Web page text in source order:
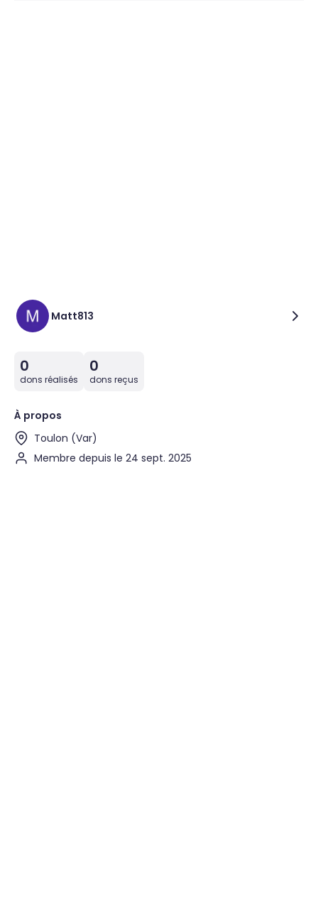
Matt813
0
dons réalisés
0
dons reçus
À propos
Toulon (Var)
Membre depuis le 24 sept. 2025